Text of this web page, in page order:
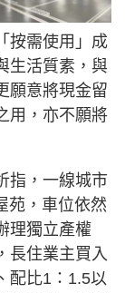
按需使用」成
生活質素，與
願意將現金留
用，亦不願將
指，一線城市
苑，車位依然
理獨立產權
長住業主買入
配比1：1.5以